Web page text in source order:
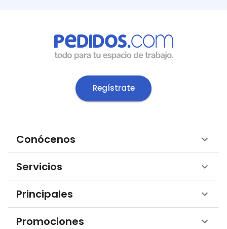
Regístrate
Conócenos
Servicios
Principales
Promociones